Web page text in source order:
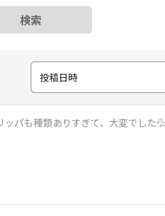
検索
投稿日時
パも種類ありすぎて、大変でした